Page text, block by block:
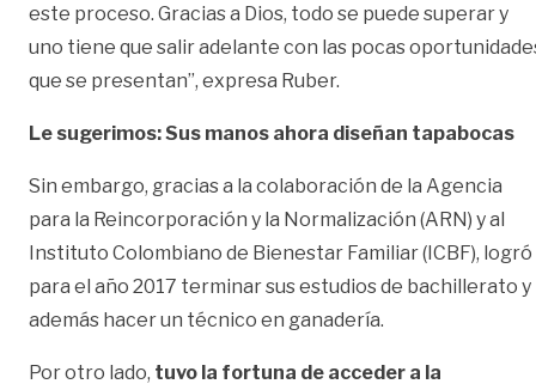
este proceso. Gracias a Dios, todo se puede superar y
uno tiene que salir adelante con las pocas
que se presentan”, expresa Ruber.
Le sugerimos: Sus manos ahora diseñan tapabocas
Sin embargo, gracias a la colaboración de la Agencia
para la Reincorporación y la Normalización (ARN) y al
Instituto Colombiano de Bienestar Familiar (ICBF), logró
para el año 2017 terminar sus estudios de bachillerato y
además hacer un técnico en ganadería.
Por otro lado, tuvo la fortuna de acceder a la